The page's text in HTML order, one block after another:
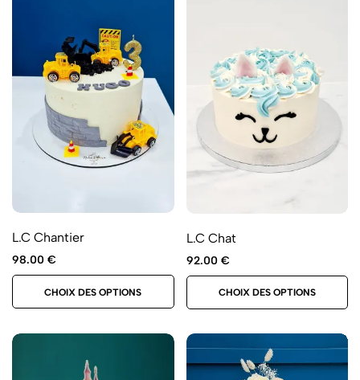
L.C Chantier
98.00 €
CHOIX DES OPTIONS
L.C Chat
92.00 €
CHOIX DES OPTIONS